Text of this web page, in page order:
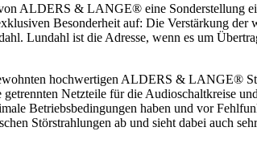
ALDERS & LANGE® eine Sonderstellung
Besonderheit auf: Die Verstärkung
Lundahl ist die Adresse, wenn es um
hochwertigen ALDERS & LANGE®
Netzteile für die Audioschaltkreise
Betriebsbedingungen haben und vor
Störstrahlungen ab und sieht dabei auch